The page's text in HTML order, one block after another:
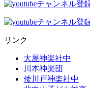
リンク
大屋神楽社中
川本神楽団
倭川戸神楽社中